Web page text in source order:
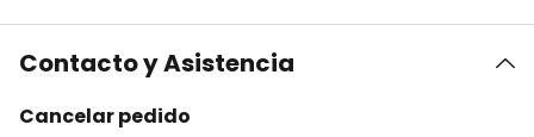
Contacto y Asistencia
Cancelar pedido